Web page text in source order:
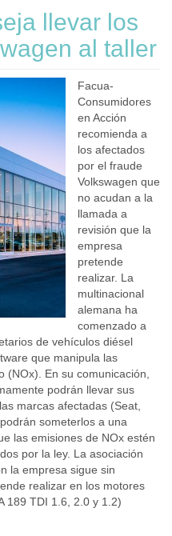
llevar los
al taller
Facua-
Consumidores
en Acción
recomienda a
los afectados
por el fraude
Volkswagen que
no acudan a la
llamada a
revisión que la
empresa
pretende
realizar. La
multinacional
alemana ha
comenzado a
de vehículos diésel
que manipula las
(NOx). En su comunicación,
podrán llevar sus
marcas afectadas (Seat,
someterlos a una
las emisiones de NOx estén
por la ley. La asociación
la empresa sigue sin
realizar en los motores
189 TDI 1.6, 2.0 y 1.2)